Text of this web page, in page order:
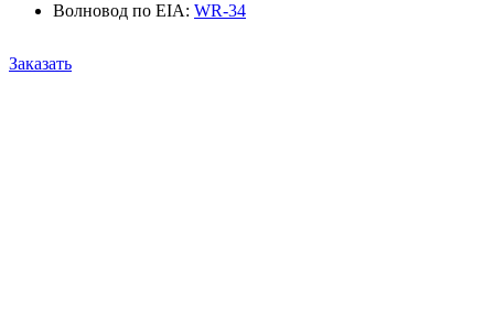
Волновод по EIA: WR-34
Заказать